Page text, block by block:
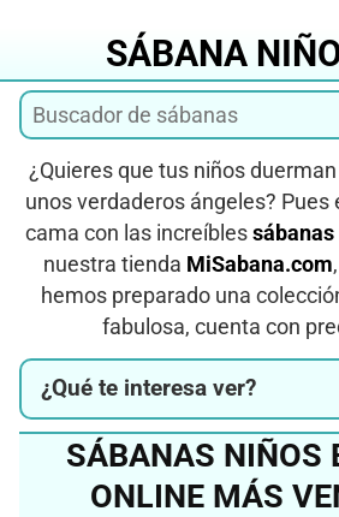
SÁBANA
¿Quieres que tus niños
unos verdaderos ángeles? Pues
cama con las increíbles
nuestra tienda MiSabana.com
hemos preparado una
fabulosa, cuenta con
¿Qué te interesa ver?
SÁBANAS NIÑOS
ONLINE MÁS